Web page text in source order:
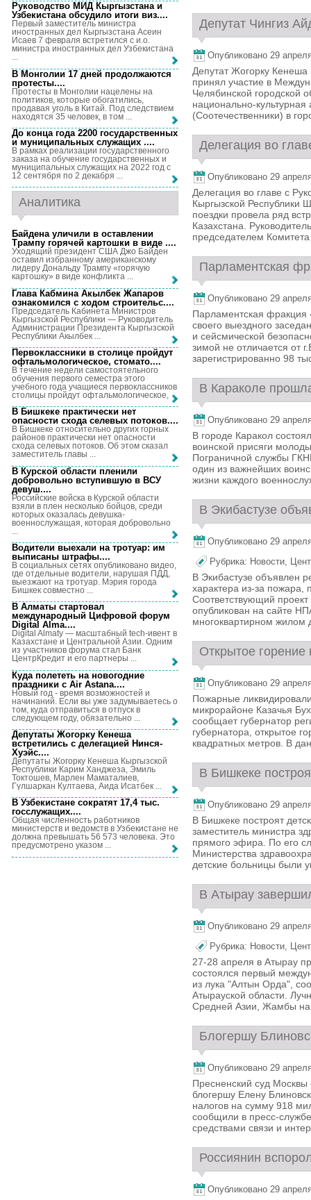
Депутат Чингиз
Опубликовано 29
Депутат Жогорку Кенеша
принял участие в
Челябинской городской
национально-
(Соотечественники) в
Делегация во
Опубликовано 29
Делегация во главе с
Кыргызской Республики
поездки провела ряд
Казахстана.
председателем
Парламентская
Опубликовано 29
Парламентская фракция
своего выездного
и сейсмической
зимой не отличается от
зарегистрированно 98
В Караколе
Опубликовано 29
В городе Каракол
воинской присяги
Пограничной службы
один из важнейших
жизни каждого
В Экибастузе
Опубликовано 29
Рубрика: Новости,
В Экибастузе объявлен
характера из-за пожара,
Соответствующий
опубликован на сайте
многоквартирном
Открытое
Опубликовано 29
Пожарные
микрорайоне Казачья
сообщает губернатор
губернатора, открытое
квадратных метров. В
В Бишкеке
Опубликовано 29
В Бишкеке построят
заместитель министра
прямого эфира. По его
Министерства
детские больницы были
В Атырау
Опубликовано 29
Рубрика: Новости,
27-28 апреля в Атырау
состоялся первый
из лука "Алтын Орда",
Атырауской области.
Средней Азии, Жамбы на
Блогершу
Опубликовано 29
Пресненский суд
блогершу Елену
налогов на сумму 918
сообщили в пресс-
средствами связи и
Россиянин
Опубликовано 29
Руководство МИД Кыргызстана и
Узбекистана обсудило итоги виз....
Первый заместитель министра
иностранных дел Кыргызстана Асеин
Исаев 7 февраля встретился с и.о.
министра иностранных дел Узбекистана
...
В Монголии 17 дней продолжаются
протесты....
Протесты в Монголии нацелены на
политиков, которые обогатились,
продавая уголь в Китай. Под следствием
находятся 35 человек, в том ...
До конца года 2200 государственных
и муниципальных служащих ....
В рамках реализации государственного
заказа на обучение государственных и
муниципальных служащих на 2022 год с
12 сентября по 2 декабря ...
Аналитика
Байдена уличили в оставлении
Трампу горячей картошки в виде ....
Уходящий президент США Джо Байден
оставил избранному американскому
лидеру Дональду Трампу «горячую
картошку» в виде конфликта ...
Глава Кабмина Акылбек Жапаров
ознакомился с ходом строительс....
Председатель Кабинета Министров
Кыргызской Республики — Руководитель
Администрации Президента Кыргызской
Республики Акылбек ...
Первоклассники в столице пройдут
офтальмологическое, стомато....
В течение недели самостоятельного
обучения первого семестра этого
учебного года учащиеся первоклассников
столицы пройдут офтальмологическое, ...
В Бишкеке практически нет
опасности схода селевых потоков....
В Бишкеке относительно других горных
районов практически нет опасности
схода селевых потоков. Об этом сказал
заместитель главы ...
В Курской области пленили
добровольно вступившую в ВСУ
девуш....
Российские войска в Курской области
взяли в плен несколько бойцов, среди
которых оказалась девушка-
военнослужащая, которая добровольно
Водители выехали на тротуар: им
выписаны штрафы....
В социальных сетях опубликовано видео,
где отдельные водители, нарушая ПДД,
выезжают на тротуар. Мэрия города
Бишкек совместно ...
В Алматы стартовал
международный Цифровой форум
Digital Alma....
Digital Almaty — масштабный tech-ивент в
Казахстане и Центральной Азии. Одним
из участников форума стал Банк
ЦентрКредит и его партнеры ...
Куда полететь на новогодние
праздники с Air Astana....
Новый год - время возможностей и
начинаний. Если вы уже задумываетесь о
том, куда отправиться в отпуск в
следующем году, обязательно ...
Депутаты Жогорку Кенеша
встретились с делегацией Нинся-
Хуэйс....
Депутаты Жогорку Кенеша Кыргызской
Республики Карим Ханджеза, Эмиль
Токтошев, Марлен Маматалиев,
Гүлшаркан Култаева, Аида Исатбек ...
В Узбекистане сократят 17,4 тыс.
госслужащих....
Общая численность работников
министерств и ведомств в Узбекистане не
должна превышать 56 573 человека. Это
предусмотрено указом ...